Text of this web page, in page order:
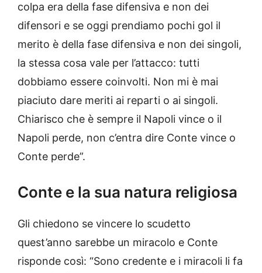
colpa era della fase difensiva e non dei
difensori e se oggi prendiamo pochi gol il
merito è della fase difensiva e non dei singoli,
la stessa cosa vale per l’attacco: tutti
dobbiamo essere coinvolti. Non mi è mai
piaciuto dare meriti ai reparti o ai singoli.
Chiarisco che è sempre il Napoli vince o il
Napoli perde, non c’entra dire Conte vince o
Conte perde”.
Conte e la sua natura religiosa
Gli chiedono se vincere lo scudetto
quest’anno sarebbe un miracolo e Conte
risponde così: “Sono credente e i miracoli li fa